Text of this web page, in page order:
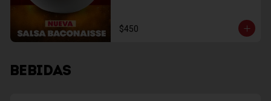
$450
BEBIDAS